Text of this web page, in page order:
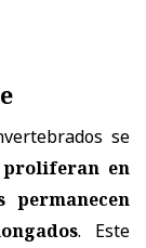
se
proliferan en
permanecen
. Este